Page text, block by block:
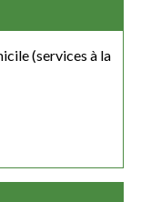
(services à la